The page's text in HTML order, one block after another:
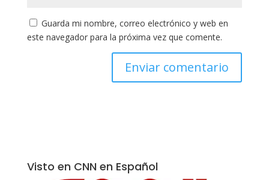
Guarda mi nombre, correo electrónico y web en
este navegador para la próxima vez que comente.
Visto en CNN en Español